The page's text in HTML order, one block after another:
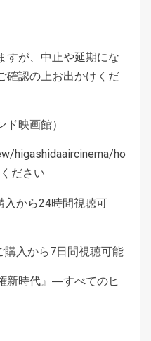
すが、中止や延期にな
確認の上お出かけくだ
映画館）
higashidaaircinema/ho
ださい
入から24時間視聴可
ら7日間視聴可能
新時代』―すべてのヒ